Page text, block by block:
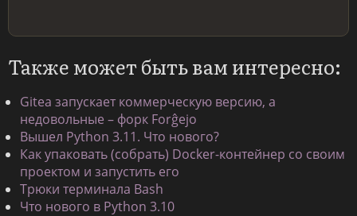
Также может быть вам интересно:
Gitea запускает коммерческую версию, а
недовольные – форк Forĝejo
Вышел Python 3.11. Что нового?
Как упаковать (собрать) Docker-контейнер со своим
проектом и запустить его
Трюки терминала Bash
Что нового в Python 3.10